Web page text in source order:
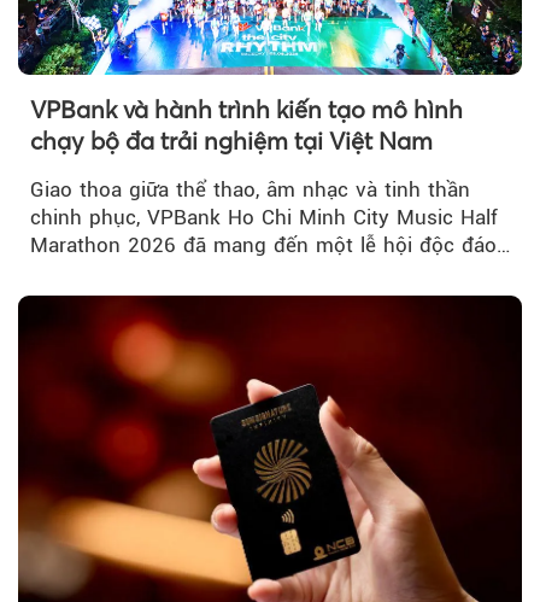
VPBank và hành trình kiến tạo mô hình
chạy bộ đa trải nghiệm tại Việt Nam
Giao thoa giữa thể thao, âm nhạc và tinh thần
chinh phục, VPBank Ho Chi Minh City Music Half
Marathon 2026 đã mang đến một lễ hội độc đáo